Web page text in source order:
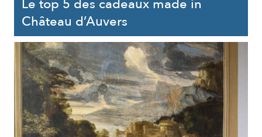
Le top 5 des cadeaux made in
Château d’Auvers